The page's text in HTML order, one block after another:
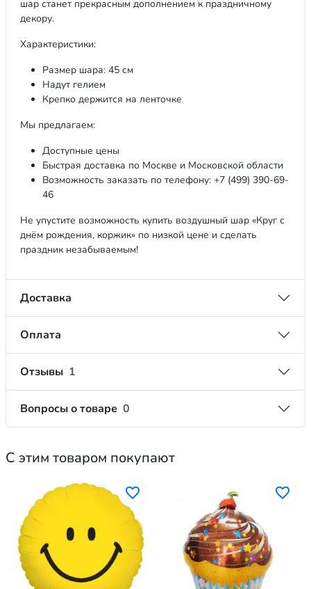
шар станет прекрасным дополнением к праздничному
декору.
Характеристики:
Размер шара: 45 см
Надут гелием
Крепко держится на ленточке
Мы предлагаем:
Доступные цены
Быстрая доставка по Москве и Московской области
Возможность заказать по телефону: +7 (499) 390-69-
46
Не упустите возможность купить воздушный шар «Круг с
днём рождения, коржик» по низкой цене и сделать
праздник незабываемым!
Доставка
Оплата
Отзывы 1
Вопросы о товаре 0
С этим товаром покупают